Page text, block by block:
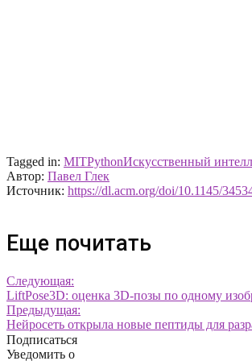
Tagged in: MITPythonИскусственный
Автор: Павел Глек
Источник: https://dl.acm.org/doi/10.1145/
Еще почитать
Следующая:
LiftPose3D: оценка 3D-позы по одному
Предыдущая:
Нейросеть открыла новые пептиды для
Подписаться
Уведомить о